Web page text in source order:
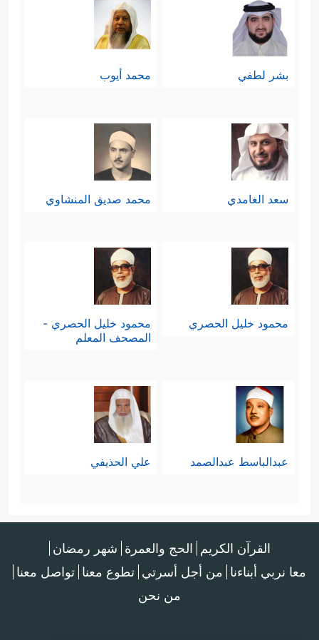
بشر لطفي محمد أيوب
سعد الغامدي محمد صديق المنشاوي
محمود خليل الحصري
محمود خليل الحصري -
المصحف المعلم
عبدالباسط عبدالصمد علي الحذيفي
القرآن الكريم الحج والعمرة شهر رمضان
معا نربي أبناءنا من أجل أسرتي تطوع معنا تواصل معنا
من نحن